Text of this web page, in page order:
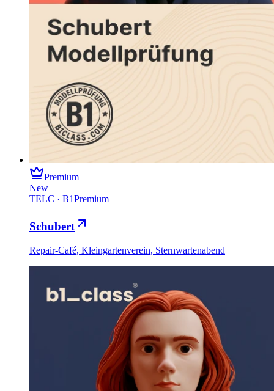
Premium
New
TELC · B1Premium
Schubert
Repair-Café, Kleingartenverein, Sternwartenabend